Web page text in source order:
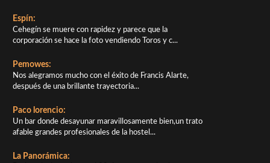
Espín:
Cehegín se muere con rapidez y parece que la
corporación se hace la foto vendiendo Toros y c...
Pemowes:
Nos alegramos mucho con el éxito de Francis Alarte,
después de una brillante trayectoria...
Paco lorencio:
Un bar donde desayunar maravillosamente bien,un trato
afable grandes profesionales de la hostel...
La Panorámica: